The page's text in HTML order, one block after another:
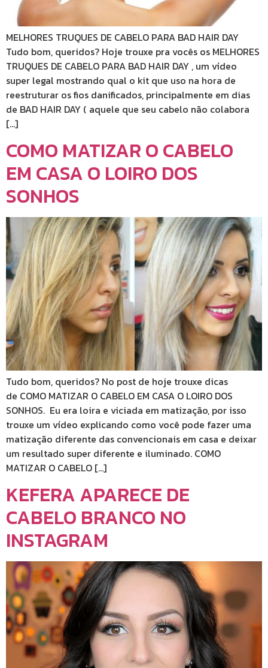
MELHORES TRUQUES DE CABELO PARA BAD HAIR DAY
Tudo bom, queridos? Hoje trouxe pra vocês os MELHORES
TRUQUES DE CABELO PARA BAD HAIR DAY , um vídeo
super legal mostrando qual o kit que uso na hora de
reestruturar os fios danificados, principalmente em dias
de BAD HAIR DAY ( aquele que seu cabelo não colabora
[…]
COMO MATIZAR O CABELO
EM CASA O LOIRO DOS
SONHOS
Tudo bom, queridos? No post de hoje trouxe dicas
de COMO MATIZAR O CABELO EM CASA O LOIRO DOS
SONHOS. Eu era loira e viciada em matização, por isso
trouxe um vídeo explicando como você pode fazer uma
matização diferente das convencionais em casa e deixar
um resultado super diferente e iluminado. COMO
MATIZAR O CABELO […]
KEFERA APARECE DE
CABELO BRANCO NO
INSTAGRAM